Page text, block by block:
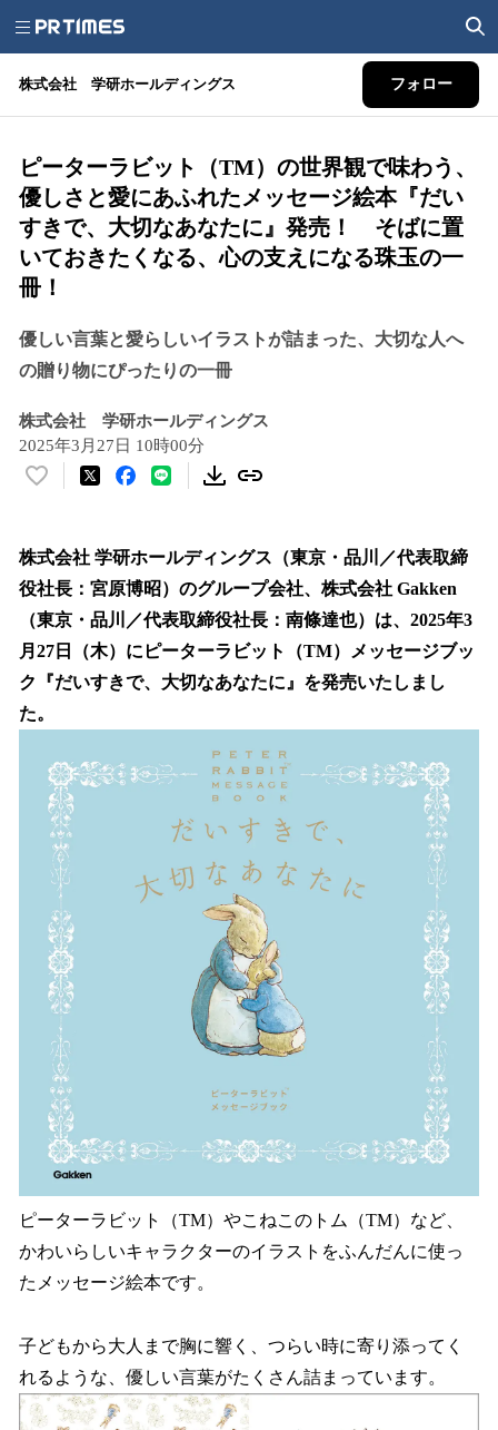
株式会社 学研ホールディングス フォロー
ピーターラビット（TM）の世界観で味わう、
優しさと愛にあふれたメッセージ絵本『だい
すきで、大切なあなたに』発売！ そばに置
いておきたくなる、心の支えになる珠玉の一
冊！
優しい言葉と愛らしいイラストが詰まった、大切な人へ
の贈り物にぴったりの一冊
株式会社 学研ホールディングス
2025年3月27日 10時00分
い
！
数
を
読
み
込
中
す
株式会社 学研ホールディングス（東京・品川／代表取締
役社長：宮原博昭）のグループ会社、株式会社 Gakken
（東京・品川／代表取締役社長：南條達也）は、2025年3
月27日（木）にピーターラビット（TM）メッセージブッ
ク『だいすきで、大切なあなたに』を発売いたしまし
た。
ピーターラビット（TM）やこねこのトム（TM）など、
かわいらしいキャラクターのイラストをふんだんに使っ
たメッセージ絵本です。
子どもから大人まで胸に響く、つらい時に寄り添ってく
れるような、優しい言葉がたくさん詰まっています。